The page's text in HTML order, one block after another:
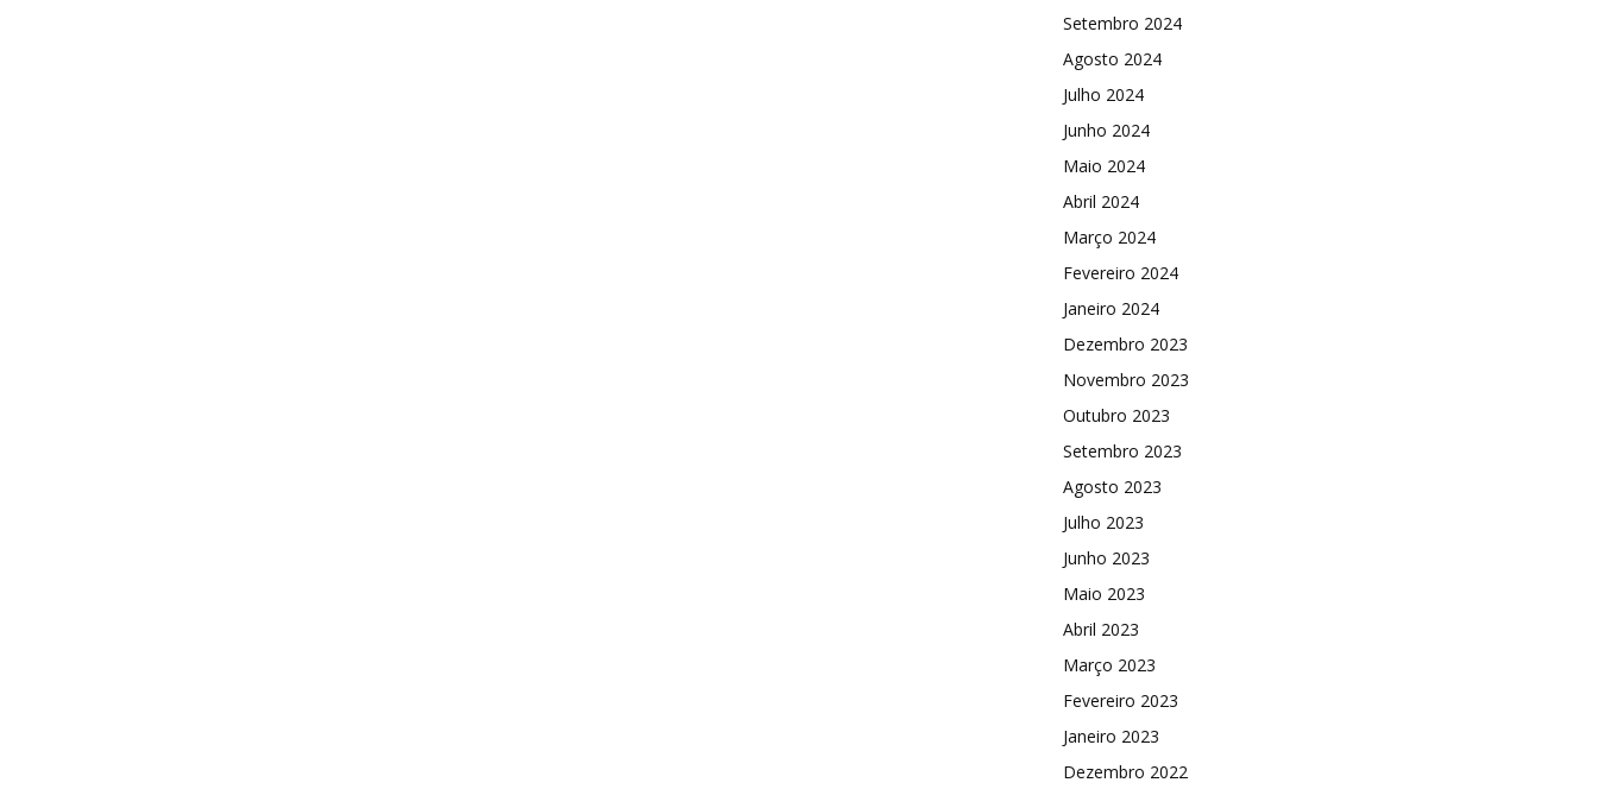
Setembro 2024
Agosto 2024
Julho 2024
Junho 2024
Maio 2024
Abril 2024
Março 2024
Fevereiro 2024
Janeiro 2024
Dezembro 2023
Novembro 2023
Outubro 2023
Setembro 2023
Agosto 2023
Julho 2023
Junho 2023
Maio 2023
Abril 2023
Março 2023
Fevereiro 2023
Janeiro 2023
Dezembro 2022